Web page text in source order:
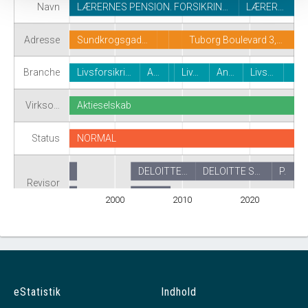
2000 2010 2020
Navn
Adresse
Branche
Virkso…
Status
Revisor
LÆRERNES PENSION. FORSIKRIN… LÆRER…
Sundkrogsgad… Tuborg Boulevard 3,…
Livsforsikri… A… Liv… An… Livs…
Aktieselskab
NORMAL
DELOITTE… DELOITTE S…
CJ Partnership I/S
P.
eStatistik Indhold